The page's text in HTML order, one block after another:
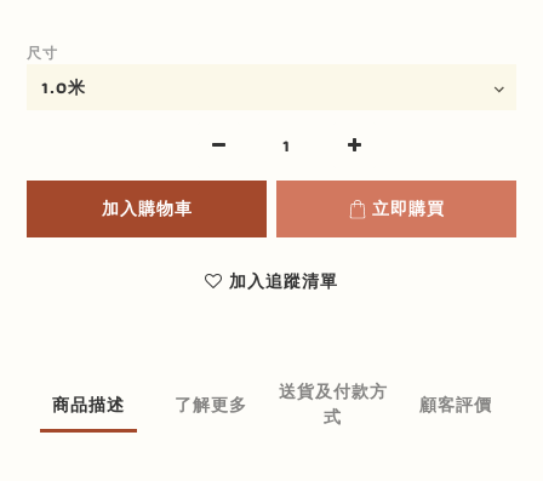
尺寸
加入購物車 立即購買
加入追蹤清單
商品描述 了解更多
送貨及付款方
式
顧客評價